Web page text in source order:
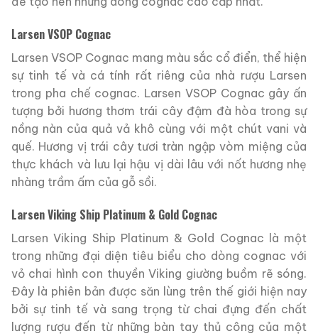
Larsen VSOP Cognac
Larsen VSOP Cognac mang màu sắc cổ điển, thể hiện
sự tinh tế và cá tính rất riêng của nhà rượu Larsen
trong pha chế cognac. Larsen VSOP Cognac gây ấn
tượng bởi hương thơm trái cây đậm đà hòa trong sự
nồng nàn của quả vả khô cùng với một chút vani và
quế. Hương vị trái cây tươi tràn ngập vòm miệng của
thực khách và lưu lại hậu vị dài lâu với nốt hương nhẹ
nhàng trầm ấm của gỗ sồi.
Larsen Viking Ship Platinum & Gold Cognac
Larsen Viking Ship Platinum & Gold Cognac là một
trong những đại diện tiêu biểu cho dòng cognac với
vỏ chai hình con thuyền Viking giường buồm rẽ sóng.
Đây là phiên bản được săn lùng trên thế giới hiện nay
bởi sự tinh tế và sang trọng từ chai đựng đến chất
lượng rượu đến từ những bàn tay thủ công của một